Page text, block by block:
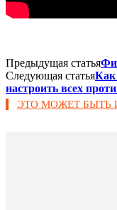
Предыдущая статья
Следующая статьяКак
настроить всех
ЭТО МОЖЕТ БЫТЬ